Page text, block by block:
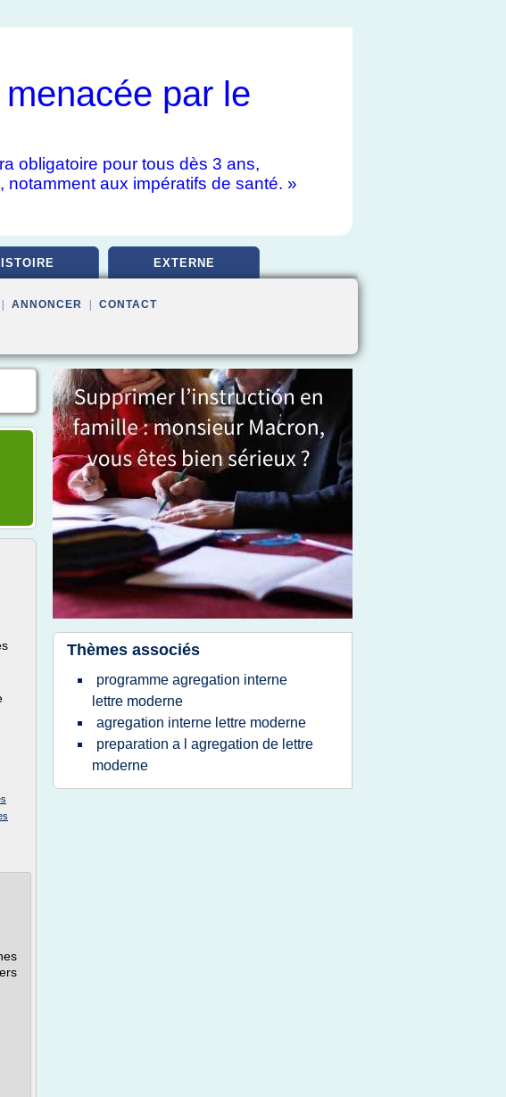
par le
obligatoire pour tous dès 3 ans,
notamment aux impératifs de santé. »
EXTERNE
ANNONCER CONTACT
Thèmes associés
programme agregation interne
lettre moderne
agregation interne lettre moderne
preparation a l agregation de lettre
moderne